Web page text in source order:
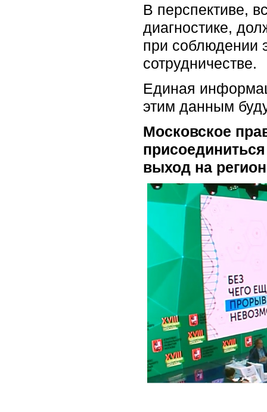
В перспективе,
диагностике,
при соблюдении
сотрудничестве.
Единая
этим данным
Московское
выход на